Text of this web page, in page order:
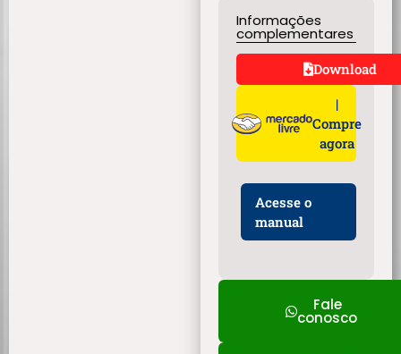
Informações
complementares
Download
|
Compre
agora
Acesse o
manual
Fale
conosco